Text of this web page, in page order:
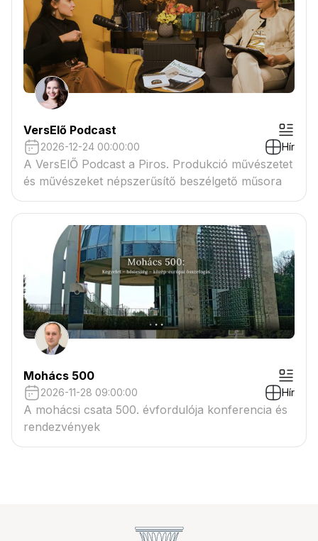
VersElő Podcast
2026-12-24 00:00:00 Hír
A VersElŐ Podcast a Piros. Produkció művészetet
és művészeket népszerűsítő beszélgető műsora
Mohács 500
2026-11-28 09:00:00 Hír
A mohácsi csata 500. évfordulója konferencia és
rendezvények